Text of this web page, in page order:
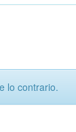
lo contrario.